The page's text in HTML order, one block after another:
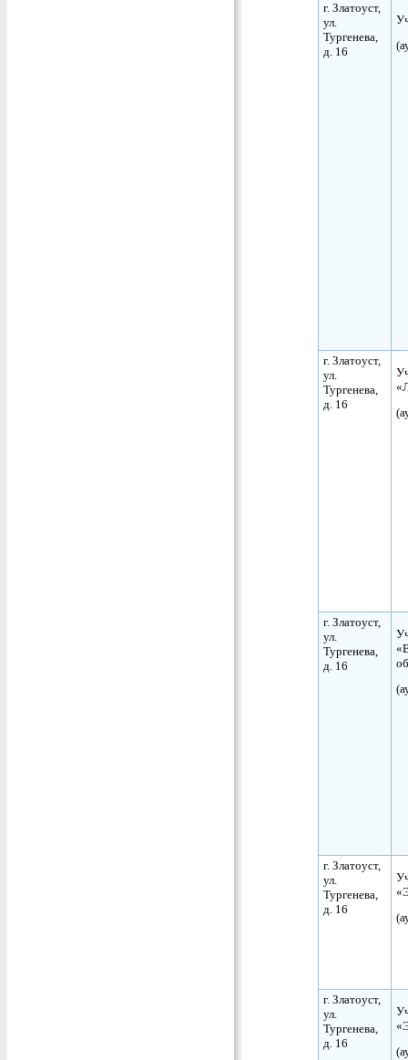
г. Златоуст,
ул.
Тургенева,
д. 16
г. Златоуст,
ул.
Тургенева,
д. 16
г. Златоуст,
ул.
Тургенева,
д. 16
г. Златоуст,
ул.
Тургенева,
д. 16
г. Златоуст,
ул.
Тургенева,
д. 16